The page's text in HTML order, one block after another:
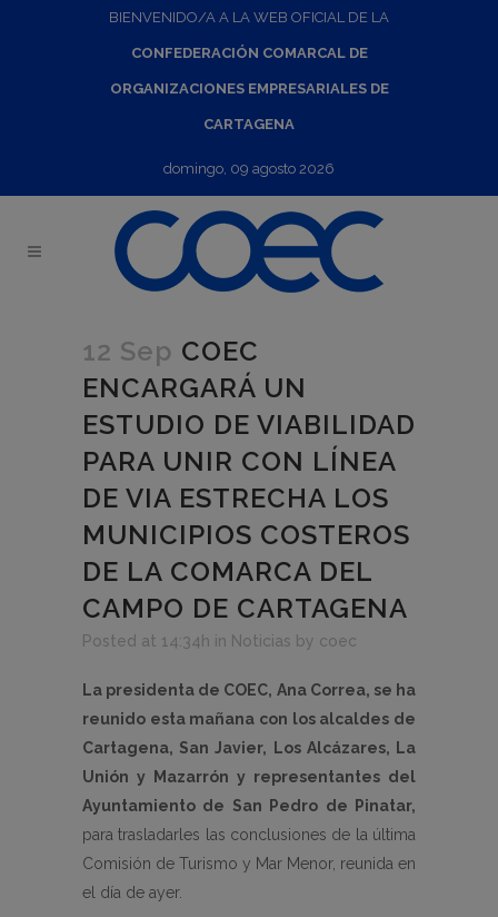
BIENVENIDO/A A LA WEB OFICIAL DE LA
CONFEDERACIÓN COMARCAL DE
ORGANIZACIONES EMPRESARIALES DE
CARTAGENA
domingo, 09 agosto 2026
12 Sep COEC
ENCARGARÁ UN
ESTUDIO DE VIABILIDAD
PARA UNIR CON LÍNEA
DE VIA ESTRECHA LOS
MUNICIPIOS COSTEROS
DE LA COMARCA DEL
CAMPO DE CARTAGENA
Posted at 14:34h in Noticias by coec
La presidenta de COEC, Ana Correa, se ha
reunido esta mañana con los alcaldes de
Cartagena, San Javier, Los Alcázares, La
Unión y Mazarrón y representantes del
Ayuntamiento de San Pedro de Pinatar,
para trasladarles las conclusiones de la última
Comisión de Turismo y Mar Menor, reunida en
el día de ayer.